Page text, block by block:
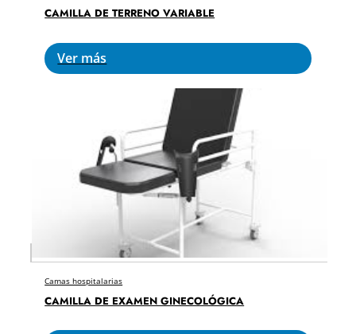
CAMILLA DE TERRENO VARIABLE
Ver más
Camas hospitalarias
CAMILLA DE EXAMEN GINECOLÓGICA